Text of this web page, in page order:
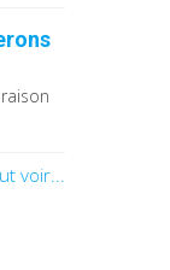
voir...